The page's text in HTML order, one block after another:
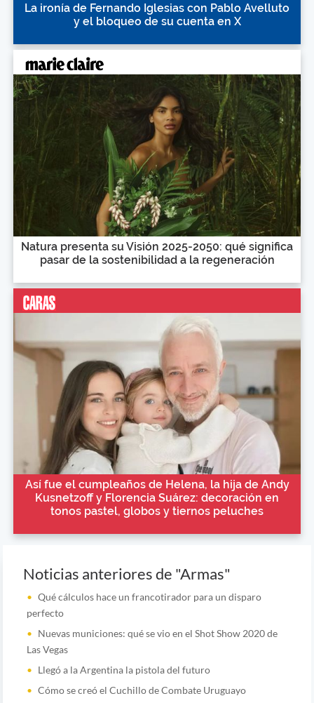
La ironía de Fernando Iglesias con Pablo Avelluto
y el bloqueo de su cuenta en X
Natura presenta su Visión 2025-2050: qué significa
pasar de la sostenibilidad a la regeneración
Así fue el cumpleaños de Helena, la hija de Andy
Kusnetzoff y Florencia Suárez: decoración en
tonos pastel, globos y tiernos peluches
Noticias anteriores de "Armas"
Qué cálculos hace un francotirador para un disparo
perfecto
Nuevas municiones: qué se vio en el Shot Show 2020 de
Las Vegas
Llegó a la Argentina la pistola del futuro
Cómo se creó el Cuchillo de Combate Uruguayo